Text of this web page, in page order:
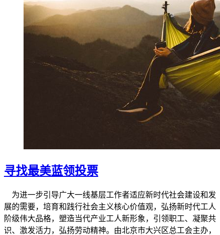
寻找最美蓝领投票
为进一步引导广大一线基层工作者适应新时代社会建设和发
展的需要，培育和践行社会主义核心价值观，弘扬新时代工人
阶级伟大品格，塑造当代产业工人新形象，引领职工、凝聚共
识、激发活力，弘扬劳动精神。由北京市大兴区总工会主办，